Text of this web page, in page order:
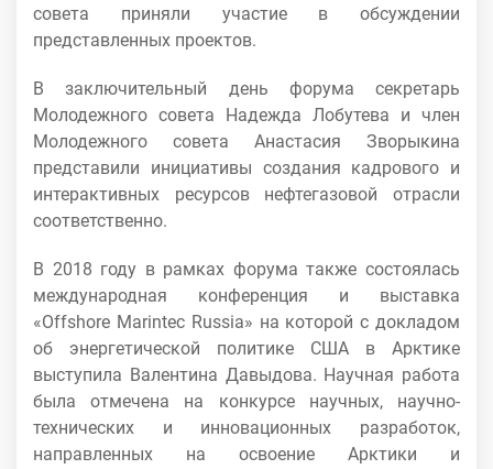
совета приняли участие в обсуждении
представленных проектов.
В заключительный день форума секретарь
Молодежного совета Надежда Лобутева и член
Молодежного совета Анастасия Зворыкина
представили инициативы создания кадрового и
интерактивных ресурсов нефтегазовой отрасли
соответственно.
В 2018 году в рамках форума также состоялась
международная конференция и выставка
«Offshore Marintec Russia» на которой с докладом
об энергетической политике США в Арктике
выступила Валентина Давыдова. Научная работа
была отмечена на конкурсе научных, научно-
технических и инновационных разработок,
направленных на освоение Арктики и